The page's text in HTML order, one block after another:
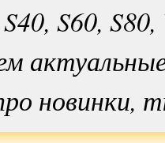
S60,
новинки,